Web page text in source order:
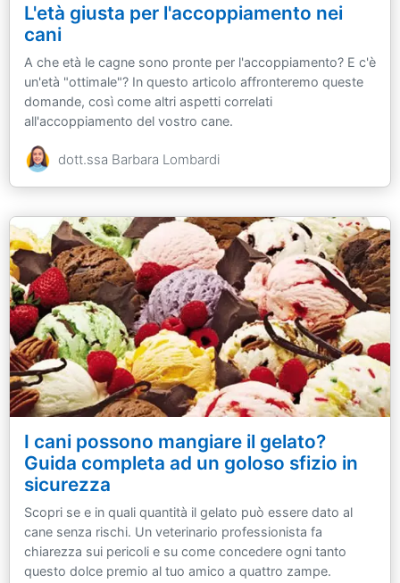
L'età giusta per l'accoppiamento nei
cani
A che età le cagne sono pronte per l'accoppiamento? E c'è
un'età "ottimale"? In questo articolo affronteremo queste
domande, così come altri aspetti correlati
all'accoppiamento del vostro cane.
dott.ssa Barbara Lombardi
I cani possono mangiare il gelato?
Guida completa ad un goloso sfizio in
sicurezza
Scopri se e in quali quantità il gelato può essere dato al
cane senza rischi. Un veterinario professionista fa
chiarezza sui pericoli e su come concedere ogni tanto
questo dolce premio al tuo amico a quattro zampe.